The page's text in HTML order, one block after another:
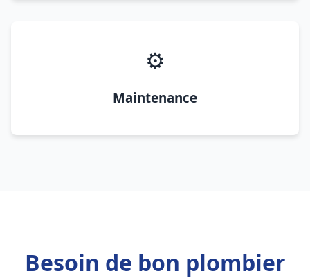
⚙️
Maintenance
Besoin de bon plombier